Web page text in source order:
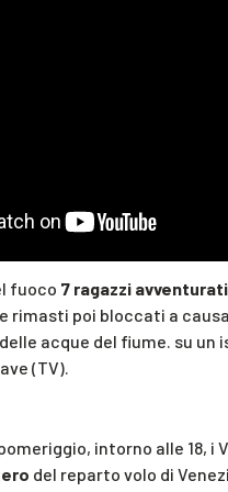
fuoco 7 ragazzi
e rimasti poi bloccati a causa
acque del fiume. su un
(TV).
intorno alle 18, i
del reparto volo di